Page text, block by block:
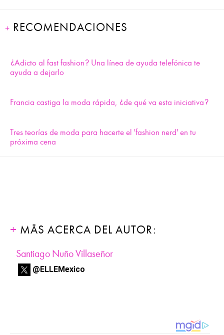
RECOMENDACIONES
¿Adicto al fast fashion? Una línea de ayuda telefónica te
ayuda a dejarlo
Francia castiga la moda rápida, ¿de qué va esta iniciativa?
Tres teorías de moda para hacerte el 'fashion nerd' en tu
próxima cena
MÁS ACERCA DEL AUTOR:
Santiago Nuño Villaseñor
@ELLEMexico